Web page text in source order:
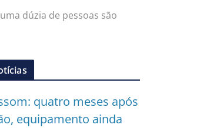
dúzia de pessoas são
quatro meses após
equipamento ainda